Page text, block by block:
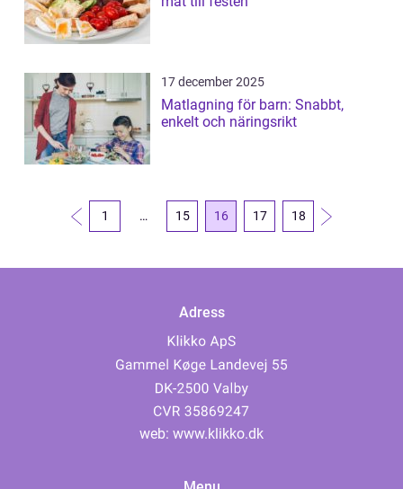
17 december 2025
Matlagning för barn: Snabbt,
enkelt och näringsrikt
1 … 15 16 17 18
Adress
web: www.klikko.dk